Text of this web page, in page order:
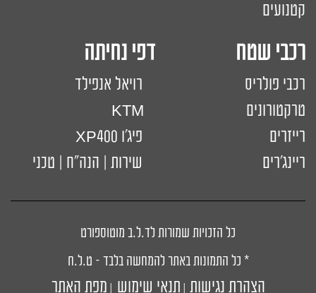
קטנועים
רכבי שטח דפי נחיתה
רכבי פולריס
רויאל אנפילד
טרקטורונים
רייזרים
פיג'ו XP400
ריינג'רים
שירות | הנה"ח | טכני
כל הזכויות שמורות לד.ל.ב מוטוספורט
* כל התמונות באתר להמחשה בלבד – ט.ל.ח
הצהרת נגישות תנאי שימוש מפת האתר